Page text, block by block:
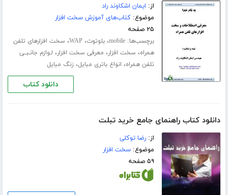
از: ایمان اشکاوند راد
موضوع:کتاب‌های آموزش سخت افزار
۲۵ صفحه
برچسب‌ها:mobile،بلوتوث، WAP، سخت افزارهای تلفن
همراه، سخت افزار، معرفی سخت افزار، لـوازم جانـبــی
تلفن همراه، انواع باتری مبایل، زنگ مبایل
دانلود کتاب
دانلود کتاب راهنمای جامع خرید تبلت
از:رضا توکلی
موضوع:سخت افزار
۵۹ صفحه